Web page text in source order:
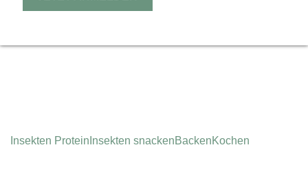
Insekten Protein Insekten snackenBackenKochen